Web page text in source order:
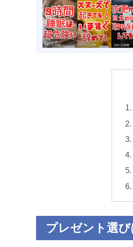
プレゼント選